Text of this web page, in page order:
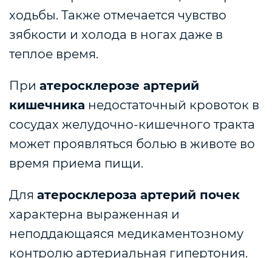
ходьбы. Также отмечается чувство
зябкости и холода в ногах даже в
теплое время.
При атеросклерозе артерий
кишечника недостаточный кровоток в
сосудах желудочно-кишечного тракта
может проявляться болью в животе во
время приема пищи.
Для атеросклероза артерий почек
характерна выраженная и
неподдающаяся медикаментозному
контролю артериальная гипертония.